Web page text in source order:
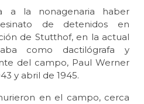
a la nonagenaria haber
de detenidos en
de Stutthof, en la actual
como dactilógrafa y
del campo, Paul Werner
y abril de 1945.
en el campo, cerca